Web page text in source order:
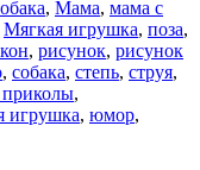
, Мама, мама с
Мягкая игрушка, поза,
, рисунок, рисунок
, собака, степь, струя,
,
игрушка, юмор,